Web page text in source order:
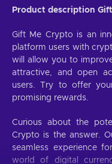
Product description
Gift Me Crypto is an
platform users with
will allow you to
attractive, and open
users. Try to offer
promising rewards.
Curious about the
Crypto is the answer.
seamless experience
world of digital